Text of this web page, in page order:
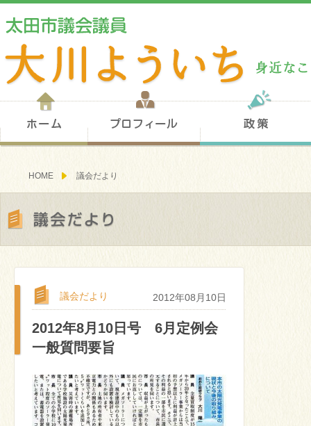
プロフィール
HOME 議会だより
議会だより 2012年08月10日
2012年8月10日号 6月定例会
一般質問要旨